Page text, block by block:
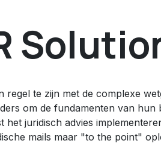
regel te zijn met de complexe
om de fundamenten van hun
juridisch advies
mails maar "to the point"